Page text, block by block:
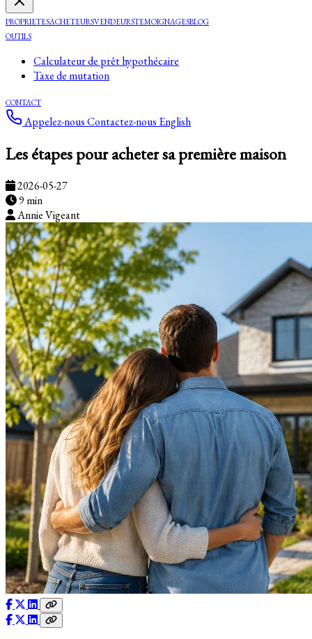
PROPRIETESACHETEURSVENDEURSTEMOIGNAGESBLOG
OUTILS
Calculateur de prêt hypothécaire
Taxe de mutation
CONTACT
Appelez-nousContactez-nous English
Les étapes pour acheter sa première maison
2026-05-27
9 min
Annie Vigeant